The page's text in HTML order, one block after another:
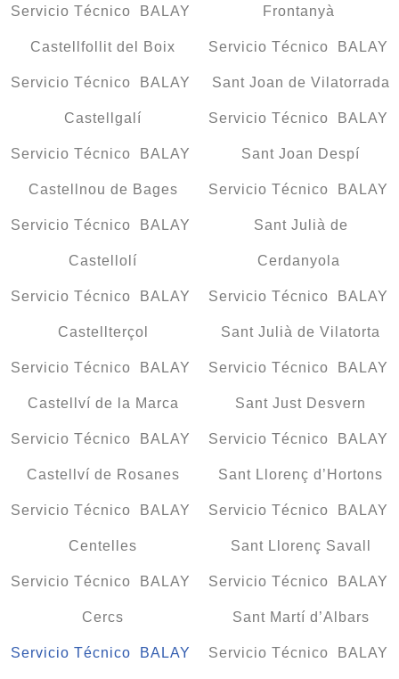
Servicio Técnico BALAY
Castellfollit del Boix
Servicio Técnico BALAY
Castellgalí
Servicio Técnico BALAY
Castellnou de Bages
Servicio Técnico BALAY
Castellolí
Servicio Técnico BALAY
Castellterçol
Servicio Técnico BALAY
Castellví de la Marca
Servicio Técnico BALAY
Castellví de Rosanes
Servicio Técnico BALAY
Centelles
Servicio Técnico BALAY
Cercs
Servicio Técnico BALAY
Frontanyà
Servicio Técnico BALAY
Sant Joan de Vilatorrada
Servicio Técnico BALAY
Sant Joan Despí
Servicio Técnico BALAY
Sant Julià de
Cerdanyola
Servicio Técnico BALAY
Sant Julià de Vilatorta
Servicio Técnico BALAY
Sant Just Desvern
Servicio Técnico BALAY
Sant Llorenç d’Hortons
Servicio Técnico BALAY
Sant Llorenç Savall
Servicio Técnico BALAY
Sant Martí d’Albars
Servicio Técnico BALAY